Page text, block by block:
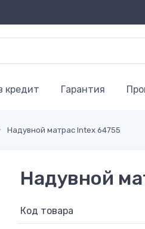
кредит Гарантия
Надувной матрас Intex 64755
Надувной
Код товара